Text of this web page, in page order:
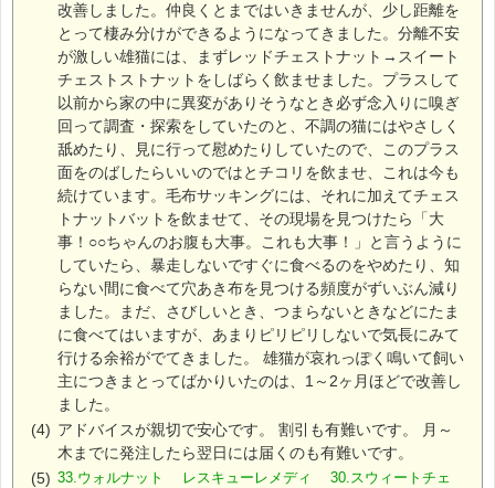
改善しました。仲良くとまではいきませんが、少し距離を
とって棲み分けができるようになってきました。分離不安
が激しい雄猫には、まずレッドチェストナット→スイート
チェストストナットをしばらく飲ませました。プラスして
以前から家の中に異変がありそうなとき必ず念入りに嗅ぎ
回って調査・探索をしていたのと、不調の猫にはやさしく
舐めたり、見に行って慰めたりしていたので、このプラス
面をのばしたらいいのではとチコリを飲ませ、これは今も
続けています。毛布サッキングには、それに加えてチェス
トナットバットを飲ませて、その現場を見つけたら「大
事！○○ちゃんのお腹も大事。これも大事！」と言うように
していたら、暴走しないですぐに食べるのをやめたり、知
らない間に食べて穴あき布を見つける頻度がずいぶん減り
ました。まだ、さびしいとき、つまらないときなどにたま
に食べてはいますが、あまりピリピリしないで気長にみて
行ける余裕がでてきました。 雄猫が哀れっぽく鳴いて飼い
主につきまとってばかりいたのは、1～2ヶ月ほどで改善し
ました。
(4) アドバイスが親切で安心です。 割引も有難いです。 月～
木までに発注したら翌日には届くのも有難いです。
(5) 33.ウォルナット レスキューレメディ 30.スウィートチェ